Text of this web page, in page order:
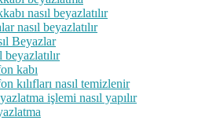
nasıl beyazlatılır
nasıl beyazlatılır
Beyazlar
beyazlatılır
kabı
kılıfları nasıl temizlenir
işlemi nasıl yapılır